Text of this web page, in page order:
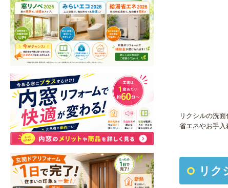
リクシルの洗
省エネやお手入
リク